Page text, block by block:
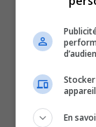
Qu’est-ce
ÉCONOMIE
appareil
En